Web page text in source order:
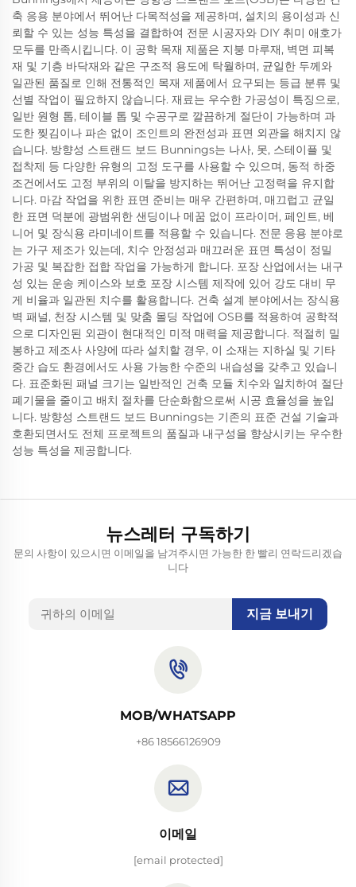
축 응용 분야에서 뛰어난 다목적성을 제공하며, 설치의 용이성과 신
뢰할 수 있는 성능 특성을 결합하여 전문 시공자와 DIY 취미 애호가
모두를 만족시킵니다. 이 공학 목재 제품은 지붕 마루재, 벽면 피복
재 및 기층 바닥재와 같은 구조적 용도에 탁월하며, 균일한 두께와
일관된 품질로 인해 전통적인 목재 제품에서 요구되는 등급 분류 및
선별 작업이 필요하지 않습니다. 재료는 우수한 가공성이 특징으로,
일반 원형 톱, 테이블 톱 및 수공구로 깔끔하게 절단이 가능하며 과
도한 찢김이나 파손 없이 조인트의 완전성과 표면 외관을 해치지 않
습니다. 방향성 스트랜드 보드 Bunnings는 나사, 못, 스테이플 및
접착제 등 다양한 유형의 고정 도구를 사용할 수 있으며, 동적 하중
조건에서도 고정 부위의 이탈을 방지하는 뛰어난 고정력을 유지합
니다. 마감 작업을 위한 표면 준비는 매우 간편하며, 매끄럽고 균일
한 표면 덕분에 광범위한 샌딩이나 메꿈 없이 프라이머, 페인트, 베
니어 및 장식용 라미네이트를 적용할 수 있습니다. 전문 응용 분야로
는 가구 제조가 있는데, 치수 안정성과 매끄러운 표면 특성이 정밀
가공 및 복잡한 접합 작업을 가능하게 합니다. 포장 산업에서는 내구
성 있는 운송 케이스와 보호 포장 시스템 제작에 있어 강도 대비 무
게 비율과 일관된 치수를 활용합니다. 건축 설계 분야에서는 장식용
벽 패널, 천장 시스템 및 맞춤 몰딩 작업에 OSB를 적용하여 공학적
으로 디자인된 외관이 현대적인 미적 매력을 제공합니다. 적절히 밀
봉하고 제조사 사양에 따라 설치할 경우, 이 소재는 지하실 및 기타
중간 습도 환경에서도 사용 가능한 수준의 내습성을 갖추고 있습니
다. 표준화된 패널 크기는 일반적인 건축 모듈 치수와 일치하여 절단
폐기물을 줄이고 배치 절차를 단순화함으로써 시공 효율성을 높입
니다. 방향성 스트랜드 보드 Bunnings는 기존의 표준 건설 기술과
호환되면서도 전체 프로젝트의 품질과 내구성을 향상시키는 우수한
성능 특성을 제공합니다.
뉴스레터 구독하기
문의 사항이 있으시면 이메일을 남겨주시면 가능한 한 빨리 연락드리겠습
니다
지금 보내기
MOB/WHATSAPP
+86 18566126909
이메일
[email protected]